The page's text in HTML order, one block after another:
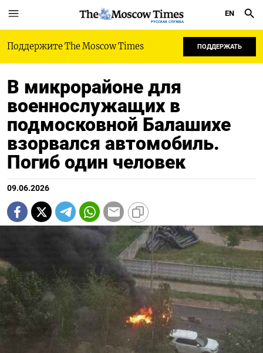
РУССКАЯ СЛУЖБА
EN
Поддержите The Moscow Times ПОДДЕРЖАТЬ
В микрорайоне для
военнослужащих в
подмосковной Балашихе
взорвался автомобиль.
Погиб один человек
09.06.2026